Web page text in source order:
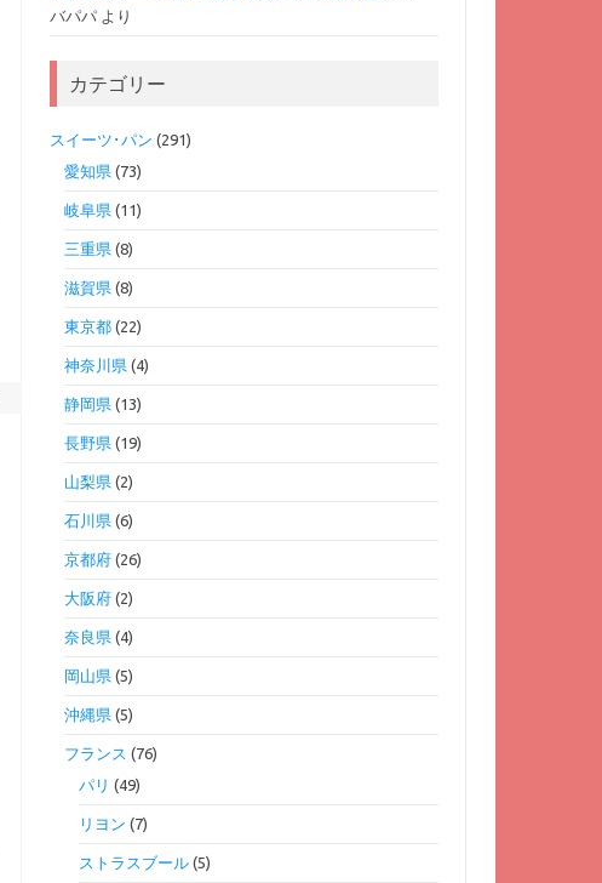
バパパより
カテゴリー
スイーツ･パン (291)
愛知県(73)
岐阜県(11)
三重県(8)
滋賀県(8)
東京都(22)
神奈川県(4)
静岡県(13)
長野県(19)
山梨県(2)
石川県(6)
京都府(26)
大阪府(2)
奈良県(4)
岡山県(5)
沖縄県(5)
フランス (76)
パリ (49)
リヨン (7)
ストラスブール(5)